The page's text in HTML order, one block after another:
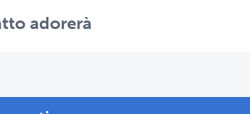
adorerà